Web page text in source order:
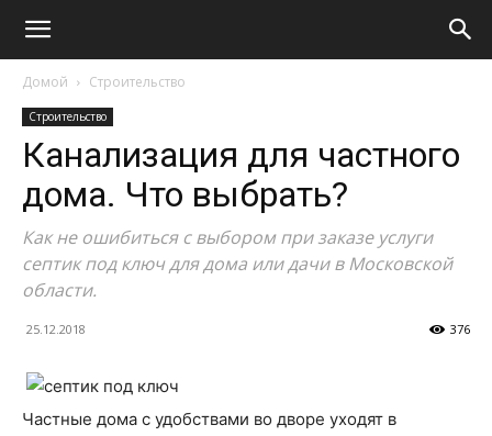
Домой Строительство
Строительство
Канализация для частного
дома. Что выбрать?
Как не ошибиться с выбором при заказе услуги
септик под ключ для дома или дачи в Московской
области.
25.12.2018 376
Частные дома с удобствами во дворе уходят в